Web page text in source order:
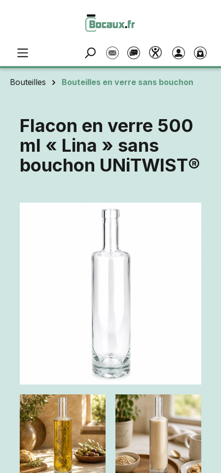
Bouteilles Bouteilles en verre sans bouchon
Flacon en verre 500
ml « Lina » sans
bouchon UNiTWIST®